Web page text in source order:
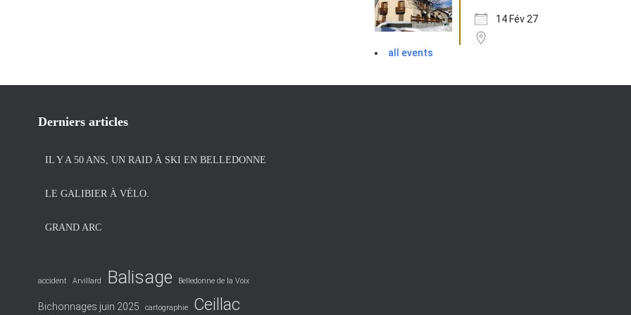
14 Fév 27
all events
Derniers articles
IL Y A 50 ANS, UN RAID À SKI EN BELLEDONNE
LE GALIBIER À VÉLO.
GRAND ARC
accident Arvillard Balisage Belledonne de la Voix
Bichonnages juin 2025 cartographie Ceillac